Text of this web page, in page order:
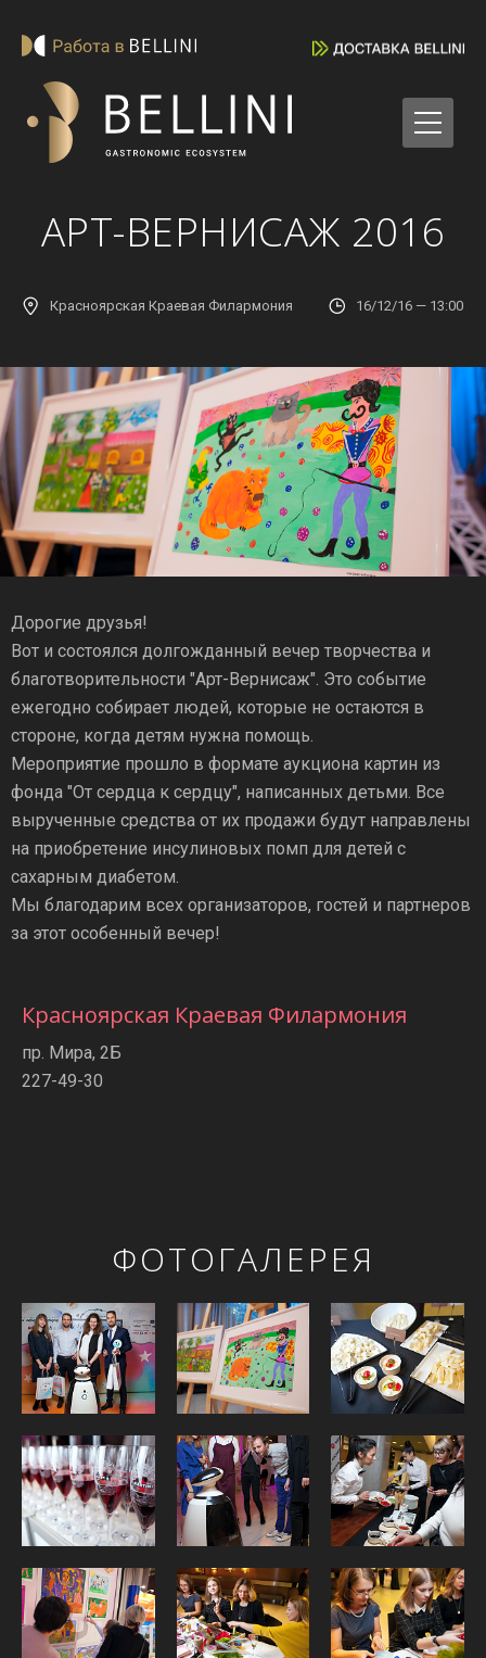
АРТ-ВЕРНИСАЖ 2016
Красноярская Краевая Филармония 16/12/16 — 13:00
Дорогие друзья!
Вот и состоялся долгожданный вечер творчества и
благотворительности "Арт-Вернисаж". Это событие
ежегодно собирает людей, которые не остаются в
стороне, когда детям нужна помощь.
Мероприятие прошло в формате аукциона картин из
фонда "От сердца к сердцу", написанных детьми. Все
вырученные средства от их продажи будут направлены
на приобретение инсулиновых помп для детей с
сахарным диабетом.
Мы благодарим всех организаторов, гостей и партнеров
за этот особенный вечер!
Красноярская Краевая Филармония
пр. Мира, 2Б
227-49-30
ФОТОГАЛЕРЕЯ